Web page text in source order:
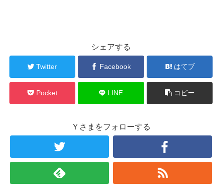
シェアする
Twitter Facebook はてブ
Pocket LINE コピー
Ｙさまをフォローする